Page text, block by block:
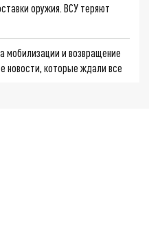
оружия. ВСУ теряют
мобилизации и возвращение
новости, которые ждали все